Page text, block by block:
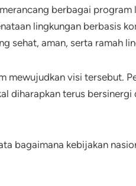
berbagai program
lingkungan berbasis
sehat, aman, serta ramah
mewujudkan visi tersebut.
diharapkan terus bersinergi
bagaimana kebijakan